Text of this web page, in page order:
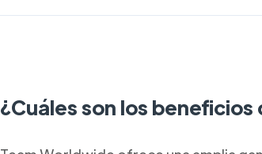
¿Cuáles son los